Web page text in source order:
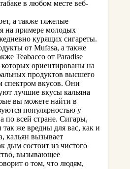
в любом месте веб-
а также тяжелые
на примере молодых
курящих сигареты.
от Mufasa, а также
Teabacco от Paradise
которых ориентированы на
продуктов высшего
спектром вкусов. Они
лучшие вкусы кальяна
вы можете найти в
популярностью у
по всей стране. Сигары,
же вредны для вас, как и
кальян вызывает
дым состоит из чистого
вызывающее
о том, что людям,